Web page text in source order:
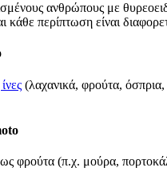
ανθρώπους με
περίπτωση είναι
(λαχανικά, φρούτα,
φρούτα (π.χ. μούρα,